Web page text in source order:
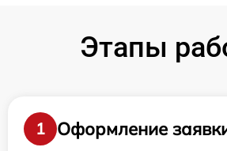
Этапы
1
Оформление